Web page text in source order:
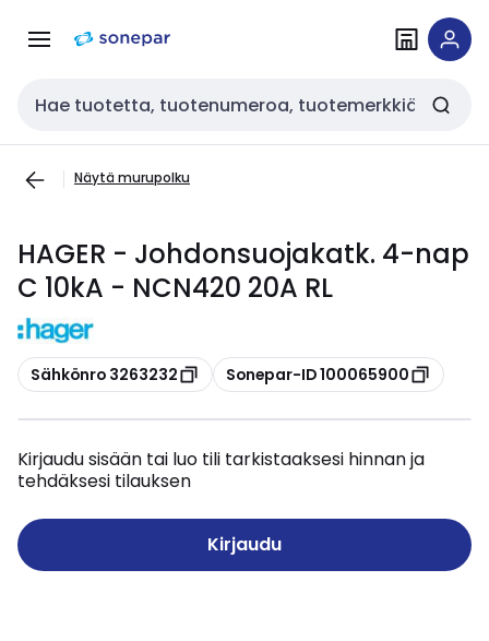
navigointiinsisältöön
Haku
Näytä murupolku
HAGER - Johdonsuojakatk. 4-nap
C 10kA - NCN420 20A RL
Kopioi
Sähkönro 3263232 Kopioi
Sonepar-ID 100065900
Kirjaudu sisään tai luo tili tarkistaaksesi hinnan ja
tehdäksesi tilauksen
Kirjaudu